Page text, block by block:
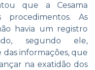
que a Cesama
procedimentos. As
havia um registro
segundo ele,
informações, que
na exatidão dos